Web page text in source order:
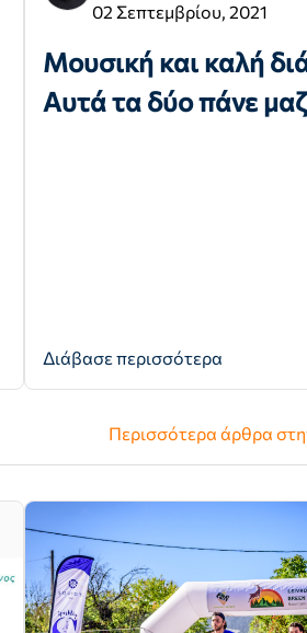
02 Σεπτεμβρίου, 2021
Μουσική και καλή
Αυτά τα δύο πάνε
Διάβασε περισσότερα
Περισσότερα άρθρα